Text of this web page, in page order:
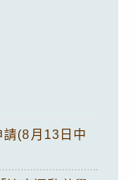
(8月13日中